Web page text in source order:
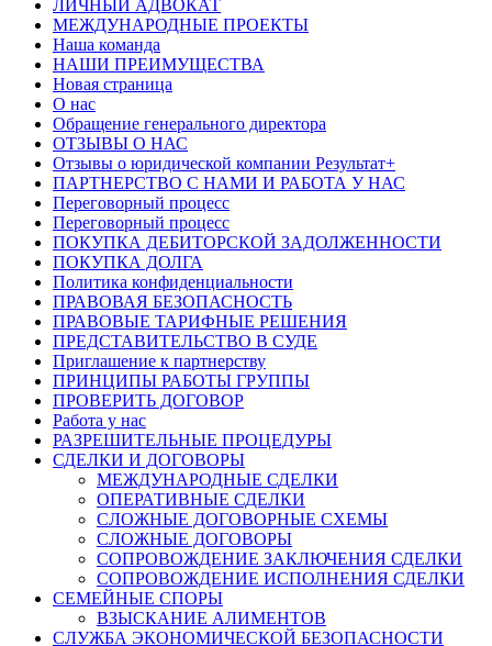
ЛИЧНЫЙ АДВОКАТ
МЕЖДУНАРОДНЫЕ ПРОЕКТЫ
Наша команда
НАШИ ПРЕИМУЩЕСТВА
Новая страница
О нас
Обращение генерального директора
ОТЗЫВЫ О НАС
Отзывы о юридической компании Результат+
ПАРТНЕРСТВО С НАМИ И РАБОТА У НАС
Переговорный процесс
Переговорный процесс
ПОКУПКА ДЕБИТОРСКОЙ ЗАДОЛЖЕННОСТИ
ПОКУПКА ДОЛГА
Политика конфиденциальности
ПРАВОВАЯ БЕЗОПАСНОСТЬ
ПРАВОВЫЕ ТАРИФНЫЕ РЕШЕНИЯ
ПРЕДСТАВИТЕЛЬСТВО В СУДЕ
Приглашение к партнерству
ПРИНЦИПЫ РАБОТЫ ГРУППЫ
ПРОВЕРИТЬ ДОГОВОР
Работа у нас
РАЗРЕШИТЕЛЬНЫЕ ПРОЦЕДУРЫ
СДЕЛКИ И ДОГОВОРЫ
МЕЖДУНАРОДНЫЕ СДЕЛКИ
ОПЕРАТИВНЫЕ СДЕЛКИ
СЛОЖНЫЕ ДОГОВОРНЫЕ СХЕМЫ
СЛОЖНЫЕ ДОГОВОРЫ
СОПРОВОЖДЕНИЕ ЗАКЛЮЧЕНИЯ СДЕЛКИ
СОПРОВОЖДЕНИЕ ИСПОЛНЕНИЯ СДЕЛКИ
СЕМЕЙНЫЕ СПОРЫ
ВЗЫСКАНИЕ АЛИМЕНТОВ
СЛУЖБА ЭКОНОМИЧЕСКОЙ БЕЗОПАСНОСТИ